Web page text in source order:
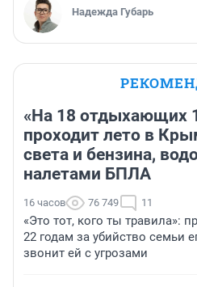
Надежда Губарь
«На 18 отдыхающих
проходит лето в
света и бензина,
налетами БПЛА
16 часов 76 749 11
«Это тот, кого ты травила»:
22 годам за убийство семьи
звонит ей с угрозами